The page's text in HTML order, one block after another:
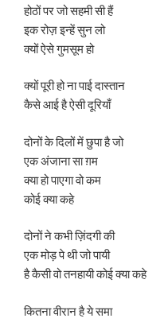
होठों पर जो सहमी सी हैं
इक रोज़ इन्हें सुन लो
क्यों ऐसे गुमसूम हो
क्यों पूरी हो ना पाई दास्तान
कैसे आई है ऐसी दूरियाँ
दोनों के दिलों में छुपा है जो
एक अंजाना सा ग़म
क्या हो पाएगा वो कम
कोई क्या कहे
दोनों ने कभी ज़िंदगी की
एक मोड़ पे थी जो पायी
है कैसी वो तनहायी कोई क्या कहे
कितना वीरान है ये समा